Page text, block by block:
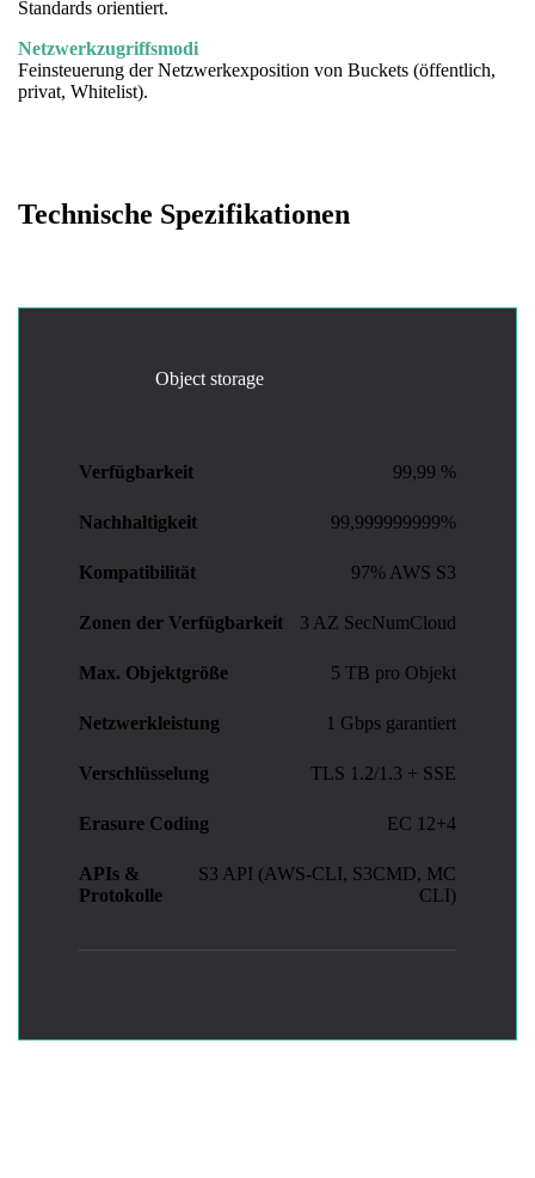
Standards orientiert.
Netzwerkzugriffsmodi
Feinsteuerung der Netzwerkexposition von Buckets (öffentlich,
privat, Whitelist).
Technische Spezifikationen
Object storage
Verfügbarkeit 99,99 %
Nachhaltigkeit 99,999999999%
Kompatibilität 97% AWS S3
Zonen der Verfügbarkeit 3 AZ SecNumCloud
Max. Objektgröße 5 TB pro Objekt
Netzwerkleistung 1 Gbps garantiert
Verschlüsselung TLS 1.2/1.3 + SSE
Erasure Coding EC 12+4
APIs &
Protokolle
S3 API (AWS-CLI, S3CMD, MC
CLI)